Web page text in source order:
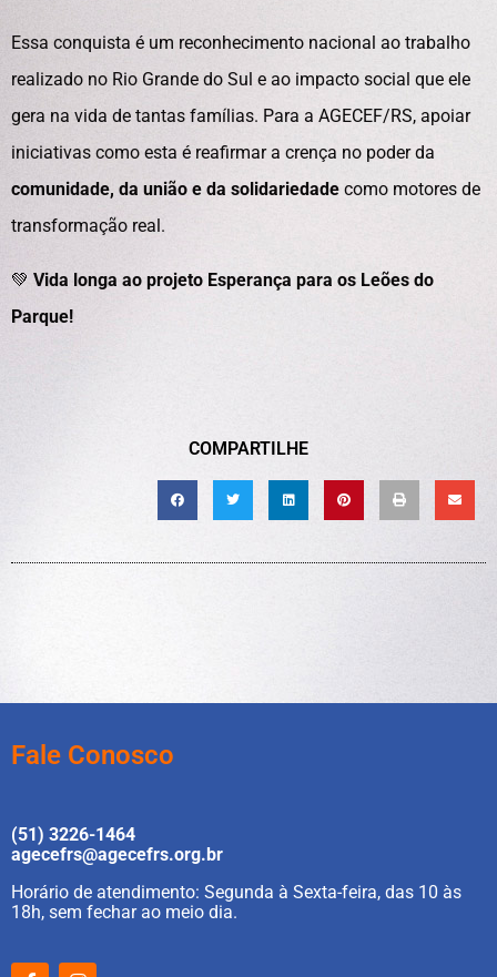
Essa conquista é um reconhecimento nacional ao trabalho
realizado no Rio Grande do Sul e ao impacto social que ele
gera na vida de tantas famílias. Para a AGECEF/RS, apoiar
iniciativas como esta é reafirmar a crença no poder da
comunidade, da união e da solidariedade como motores de
transformação real.
💚 Vida longa ao projeto Esperança para os Leões do
Parque!
COMPARTILHE
Fale Conosco
(51) 3226-1464
agecefrs@agecefrs.org.br
Horário de atendimento: Segunda à Sexta-feira, das 10 às
18h, sem fechar ao meio dia.